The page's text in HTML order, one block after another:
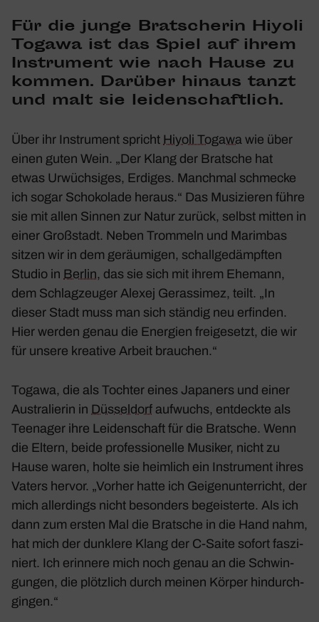
Für die junge Brat­scherin Hiyoli
Togawa ist das Spiel auf ihrem
Instru­ment wie nach Hause zu
kommen. Darüber hinaus tanzt
und malt sie leiden­schaft­lich.
Über ihr Instru­ment spricht Hiyoli Togawa wie über
einen guten Wein. „Der Klang der Brat­sche hat
etwas Urwüch­siges, Erdiges. Manchmal schmecke
ich sogar Scho­ko­lade heraus.“ Das Musi­zieren führe
sie mit allen Sinnen zur Natur zurück, selbst mitten in
einer Groß­stadt. Neben Trom­meln und Marimbas
sitzen wir in dem geräu­migen, schall­ge­dämpften
Studio in Berlin, das sie sich mit ihrem Ehemann,
dem Schlag­zeuger Alexej Geras­simez, teilt. „In
dieser Stadt muss man sich ständig neu erfinden.
Hier werden genau die Ener­gien frei­ge­setzt, die wir
für unsere krea­tive Arbeit brau­chen.“
Togawa, die als Tochter eines Japa­ners und einer
Austra­lierin in Düssel­dorf aufwuchs, entdeckte als
Teen­ager ihre Leiden­schaft für die Brat­sche. Wenn
die Eltern, beide profes­sio­nelle Musiker, nicht zu
Hause waren, holte sie heim­lich ein Instru­ment ihres
Vaters hervor. „Vorher hatte ich Geigen­un­ter­richt, der
mich aller­dings nicht beson­ders begeis­terte. Als ich
dann zum ersten Mal die Brat­sche in die Hand nahm,
hat mich der dunk­lere Klang der C‑Saite sofort faszi­
niert. Ich erin­nere mich noch genau an die Schwin­
gungen, die plötz­lich durch meinen Körper hindurch­
gingen.“